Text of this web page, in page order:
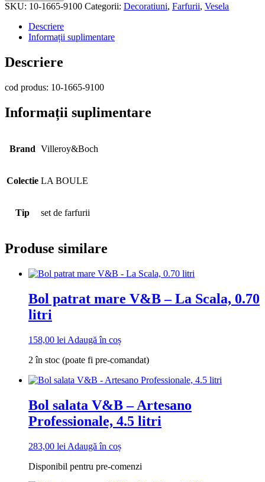
SKU: 10-1665-9100 Categorii: Decoratiuni, Farfurii, Vesela
Descriere
Informații suplimentare
Descriere
cod produs: 10-1665-9100
Informații suplimentare
Brand Villeroy&Boch
Colectie LA BOULE
Tip set de farfurii
Produse similare
Bol patrat mare V&B – La Scala, 0.70
litri
158,00 lei Adaugă în coș
2 în stoc (poate fi pre-comandat)
Bol salata V&B – Artesano
Professionale, 4.5 litri
283,00 lei Adaugă în coș
Disponibil pentru pre-comenzi